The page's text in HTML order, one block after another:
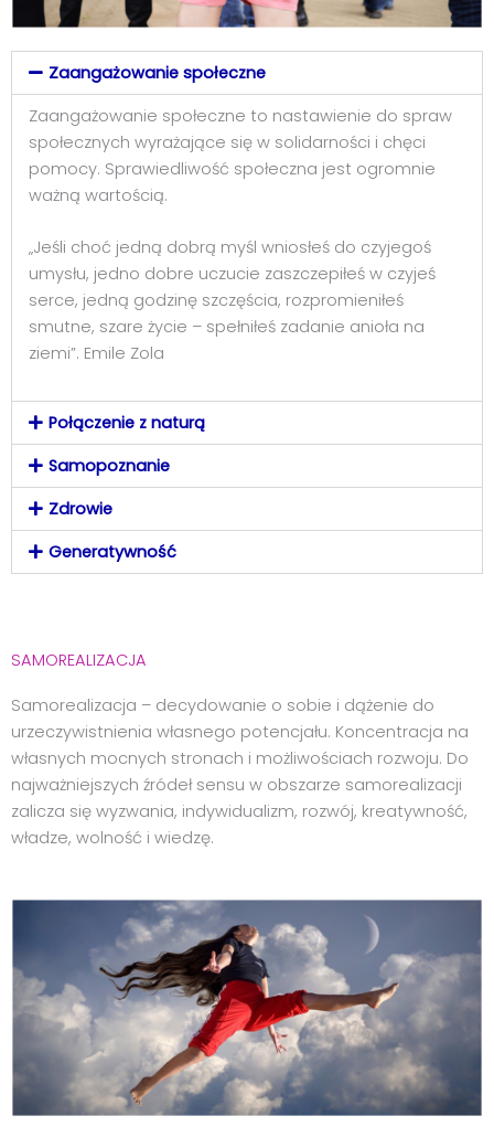
Zaangażowanie społeczne
Zaangażowanie społeczne to nastawienie do spraw
społecznych wyrażające się w solidarności i chęci
pomocy. Sprawiedliwość społeczna jest ogromnie
ważną wartością.
„Jeśli choć jedną dobrą myśl wniosłeś do czyjegoś
umysłu, jedno dobre uczucie zaszczepiłeś w czyjeś
serce, jedną godzinę szczęścia, rozpromieniłeś
smutne, szare życie – spełniłeś zadanie anioła na
ziemi”. Emile Zola
Połączenie z naturą
Samopoznanie
Zdrowie
Generatywność
SAMOREALIZACJA
Samorealizacja – decydowanie o sobie i dążenie do
urzeczywistnienia własnego potencjału. Koncentracja na
własnych mocnych stronach i możliwościach rozwoju. Do
najważniejszych źródeł sensu w obszarze samorealizacji
zalicza się wyzwania, indywidualizm, rozwój, kreatywność,
władze, wolność i wiedzę.